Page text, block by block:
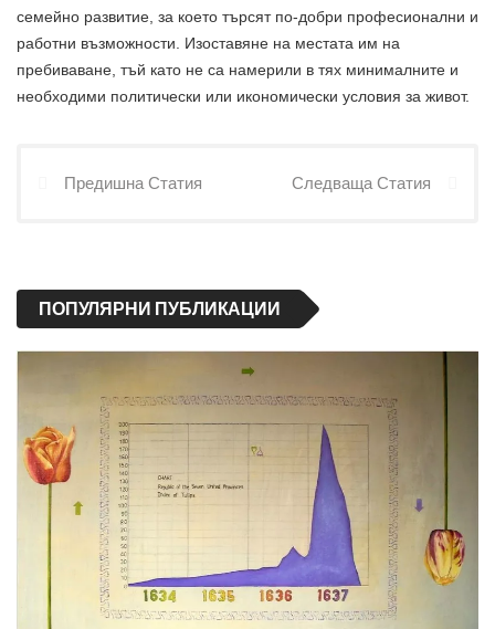
семейно развитие, за което търсят по-добри професионални и
работни възможности. Изоставяне на местата им на
пребиваване, тъй като не са намерили в тях минималните и
необходими политически или икономически условия за живот.
Предишна Статия Следваща Статия
ПОПУЛЯРНИ ПУБЛИКАЦИИ